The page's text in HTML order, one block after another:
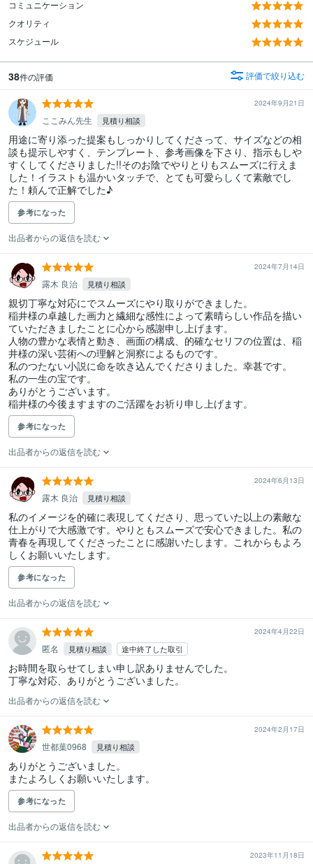
コミュニケーション
クオリティ
スケジュール
38件の評価 評価で絞り込む
2024年9月21日
ここみん先生 見積り相談
用途に寄り添った提案もしっかりしてくださって、サイズなどの相
談も提示しやすく、テンプレート、参考画像を下さり、指示もしや
すくしてくださりました!!そのお陰でやりとりもスムーズに行えま
した！イラストも温かいタッチで、とても可愛らしくて素敵でし
た！頼んで正解でした♪
参考になった
出品者からの返信を読む
2024年7月14日
露木 良治 見積り相談
親切丁寧な対応にでスムーズにやり取りができました。
稲井様の卓越した画力と繊細な感性によって素晴らしい作品を描い
ていただきましたことに心から感謝申し上げます。
人物の豊かな表情と動き、画面の構成、的確なセリフの位置は、稲
井様の深い芸術への理解と洞察によるものです。
私のつたない小説に命を吹き込んでくださりました。幸甚です。
私の一生の宝です。
ありがとうございます。
稲井様の今後ますますのご活躍をお祈り申し上げます。
参考になった
出品者からの返信を読む
2024年6月13日
露木 良治 見積り相談
私のイメージを的確に表現してくださり、思っていた以上の素敵な
仕上がりで大感激です。やりともスムーズで安心できました。私の
青春を再現してくださったことに感謝いたします。これからもよろ
しくお願いいたします。
参考になった
出品者からの返信を読む
2024年4月22日
匿名 見積り相談 途中終了した取引
お時間を取らせてしまい申し訳ありませんでした。
丁寧な対応、ありがとうございました。
出品者からの返信を読む
2024年2月17日
世都葉0968 見積り相談
ありがとうございました。
またよろしくお願いいたします。
参考になった
出品者からの返信を読む
2023年11月18日